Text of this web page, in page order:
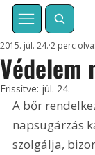
Védelem
2015. júl. 24. 2 perc
Frissítve: júl. 24.
A bőr
napsugárzás
szolgálja,